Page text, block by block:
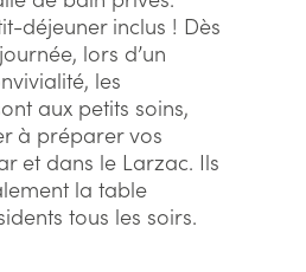
déjeuner inclus ! Dès
lors d’un
les
aux petits soins,
à préparer vos
et dans le Larzac. Ils
la table
tous les soirs.